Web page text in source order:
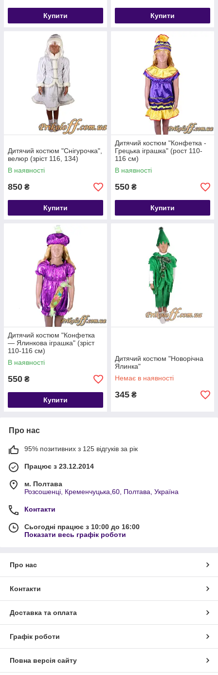
Купити Купити
Дитячий костюм "Снігурочка",
велюр (зріст 116, 134)
В наявності
850 ₴
Купити
Дитячий костюм "Конфетка -
Грецька іграшка" (рост 110-
116 см)
В наявності
550 ₴
Купити
Дитячий костюм "Конфетка
— Ялинкова іграшка" (зріст
110-116 см)
В наявності
550 ₴
Купити
Дитячий костюм "Новорічна
Ялинка"
Немає в наявності
345 ₴
Про нас
95% позитивних з 125 відгуків за рік
Працює з 23.12.2014
м. Полтава
Розсошенці, Кременчуцька,60, Полтава, Україна
Контакти
Сьогодні працює з 10:00 до 16:00
Показати весь графік роботи
Про нас
Контакти
Доставка та оплата
Графік роботи
Повна версія сайту